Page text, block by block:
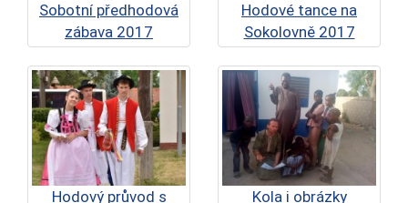
Sobotní předhodová
zábava 2017
Hodové tance na
Sokolovně 2017
Hodový průvod s Kola i obrázky